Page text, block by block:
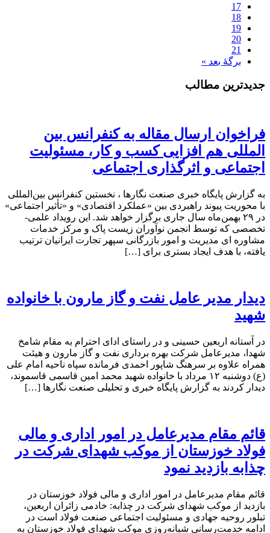
17
18
19
20
21
برگهٔ بعد »
جدیدترین مطالب
فراخوان ارسال مقاله به کنفرانس بین
المللی هم افزایی کسب و کار، مسئولیت
اجتماعی و اثرگذاری اجتماعی
به گزارش پایگاه خبری صنعت نگارها ، نخستین کنفرانس بین‌المللی
با محوریت پیوند راهبردی بین «عملکرد اقتصادی» و «تأثیر اجتماعی»
در ۲۹ بهمن‌ماه سال جاری برگزار خواهد شد. این رویداد علمی-
تخصصی که توسط انجمن نوآوران زیست پاک و مرکز خدمات
مشاوره ای مدیریت و امور بازرگانی سپهر تجارت ایرانیان ترتیب
یافته، با هدف ایجاد بستری برای […]
دیدار مدیر عامل نفت و گاز مارون با خانواده
شهید
در آستانه اربعین حسینی و در راستای ادای احترام به مقام شامخ
شهدا، مدیرعامل شرکت بهره برداری نفت و گاز مارون و هیئت
همراه علاوه بر سرهنگ شاپور احمدی فرمانده سپاه ناحیه امام علی
(ع) دوشنبه ۱۲ مرداد با خانواده شهید محمد امین قاسمی قاسموند،
دیدار کردند به گزارش پایگاه خبری و تحلیلی صنعت نگارها […]
قائم مقام مدیرعامل در امور اداری و مالی
فولاد خوزستان از موکب شهدای شرکت در
چذابه بازدید نمود
قائم مقام مدیرعامل در امور اداری و مالی فولاد خوزستان در
بازدید از موکب شهدای شرکت در چذابه: خادمی زائران اربعین،
تبلور روحیه جهادی و مسئولیت اجتماعی صنعت فولاد است در
ادامه خدمت‌رسانی شبانه‌روزی موکب شهدای فولاد خوزستان به